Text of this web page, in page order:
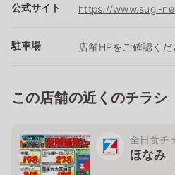
公式サイト https://www.sugi-
駐車場 店舗HPをご確認くだ
この店舗の近くのチラシ
全日食チ
ほなみ